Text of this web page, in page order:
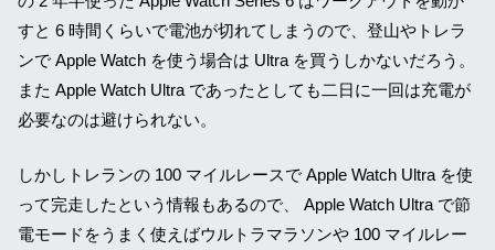
すと 6 時間くらいで電池が切れてしまうので、登山やトレラ
ンで Apple Watch を使う場合は Ultra を買うしかないだろう。
また Apple Watch Ultra であったとしても二日に一回は充電が
必要なのは避けられない。
しかしトレランの 100 マイルレースで Apple Watch Ultra を使
って完走したという情報もあるので、 Apple Watch Ultra で節
電モードをうまく使えばウルトラマラソンや 100 マイルレー